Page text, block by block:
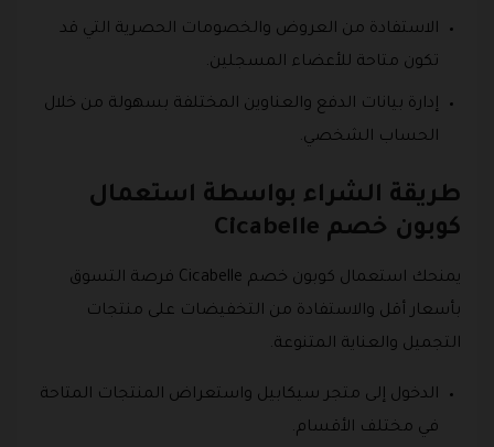
الاستفادة من العروض والخصومات الحصرية التي قد
تكون متاحة للأعضاء المسجلين.
إدارة بيانات الدفع والعناوين المختلفة بسهولة من خلال
الحساب الشخصي.
طريقة الشراء بواسطة استعمال
كوبون خصم Cicabelle
يمنحك استعمال كوبون خصم Cicabelle فرصة التسوق
بأسعار أقل والاستفادة من التخفيضات على منتجات
التجميل والعناية المتنوعة.
الدخول إلى متجر سيكابيل واستعراض المنتجات المتاحة
في مختلف الأقسام.